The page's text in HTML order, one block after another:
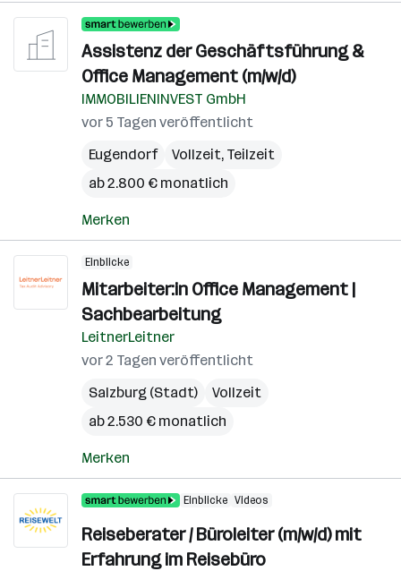
Assistenz der Geschäftsführung &
Office Management (m/w/d)
IMMOBILIENINVEST GmbH
vor 5 Tagen veröffentlicht
Eugendorf
Vollzeit, Teilzeit
ab 2.800 € monatlich
Merken
Einblicke
Mitarbeiter:in Office Management |
Sachbearbeitung
LeitnerLeitner
vor 2 Tagen veröffentlicht
Salzburg (Stadt)
Vollzeit
ab 2.530 € monatlich
Merken
Einblicke Videos
Reiseberater / Büroleiter (m/w/d) mit
Erfahrung im Reisebüro